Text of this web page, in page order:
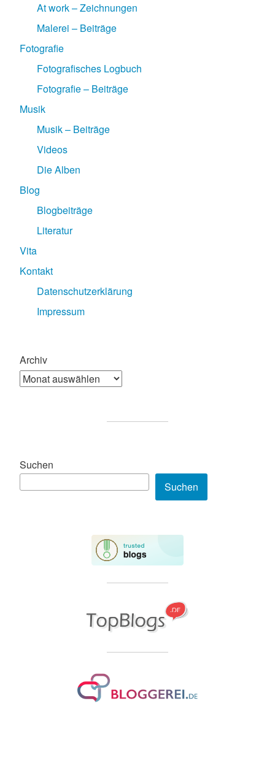
At work – Zeichnungen
Malerei – Beiträge
Fotografie
Fotografisches Logbuch
Fotografie – Beiträge
Musik
Musik – Beiträge
Videos
Die Alben
Blog
Blogbeiträge
Literatur
Vita
Kontakt
Datenschutzerklärung
Impressum
Archiv
Suchen
Suchen